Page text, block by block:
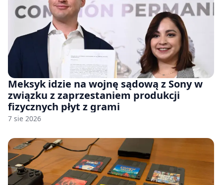
Meksyk idzie na wojnę sądową z Sony w
związku z zaprzestaniem produkcji
fizycznych płyt z grami
7 sie 2026